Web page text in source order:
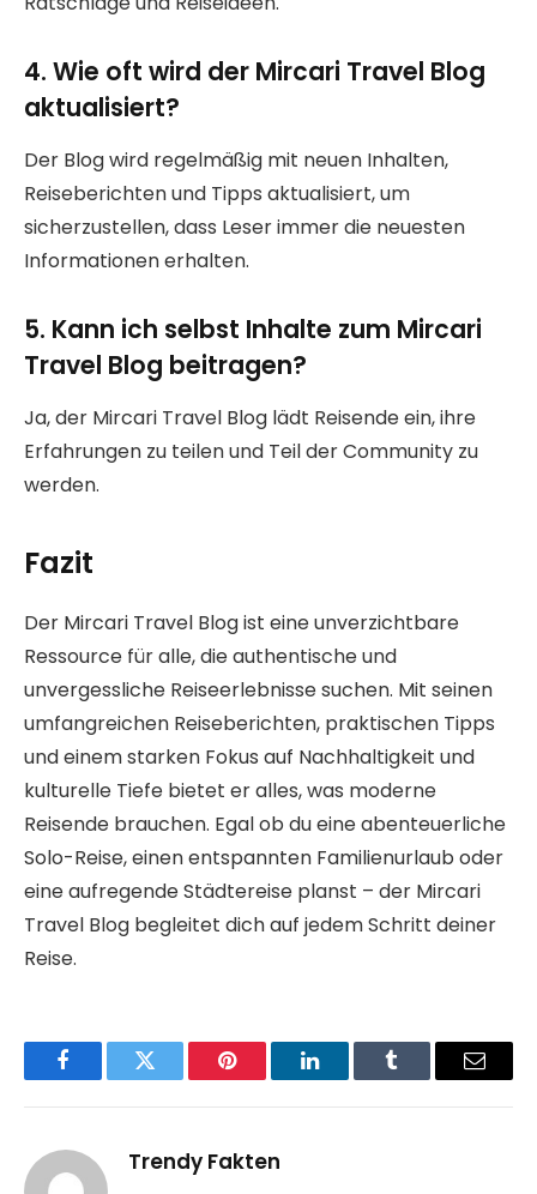
4. Wie oft wird der Mircari Travel Blog
aktualisiert?
Der Blog wird regelmäßig mit neuen Inhalten,
Reiseberichten und Tipps aktualisiert, um
sicherzustellen, dass Leser immer die neuesten
Informationen erhalten.
5. Kann ich selbst Inhalte zum Mircari
Travel Blog beitragen?
Ja, der Mircari Travel Blog lädt Reisende ein, ihre
Erfahrungen zu teilen und Teil der Community zu
werden.
Fazit
Der Mircari Travel Blog ist eine unverzichtbare
Ressource für alle, die authentische und
unvergessliche Reiseerlebnisse suchen. Mit seinen
umfangreichen Reiseberichten, praktischen Tipps
und einem starken Fokus auf Nachhaltigkeit und
kulturelle Tiefe bietet er alles, was moderne
Reisende brauchen. Egal ob du eine abenteuerliche
Solo-Reise, einen entspannten Familienurlaub oder
eine aufregende Städtereise planst – der Mircari
Travel Blog begleitet dich auf jedem Schritt deiner
Reise.
FacebookTwitter Pinterest LinkedInTumblr Email
Trendy Fakten